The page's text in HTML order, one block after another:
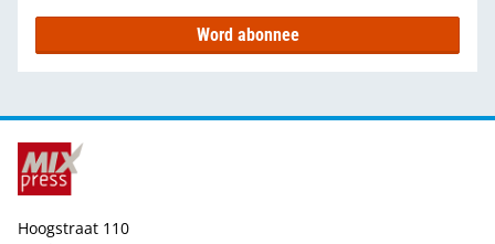
Word abonnee
Hoogstraat 110